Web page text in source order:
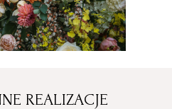
REALIZACJE